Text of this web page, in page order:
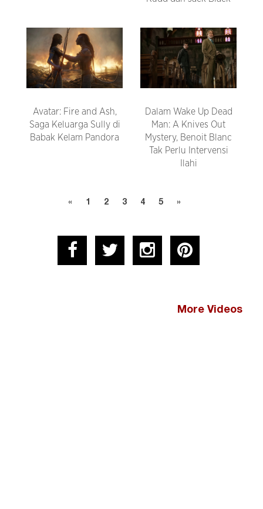
Avatar: Fire and Ash,
Saga Keluarga Sully di
Babak Kelam Pandora
Dalam Wake Up Dead
Man: A Knives Out
Mystery, Benoit Blanc
Tak Perlu Intervensi
Ilahi
« 1 2 3 4 5 »
More Videos